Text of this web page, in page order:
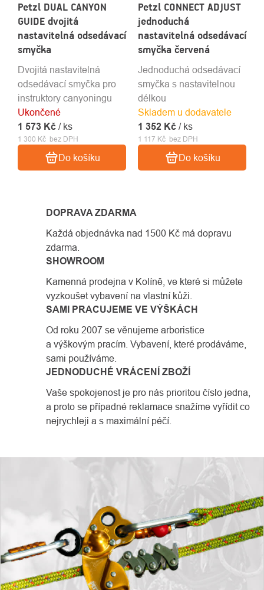
Petzl DUAL CANYON
GUIDE dvojitá
nastavitelná odsedávací
smyčka
Ukončené
1 300 Kč bez DPH
1 573 Kč / ks
Do košíku
Dvojitá nastavitelná
odsedávací smyčka pro
instruktory canyoningu
Petzl CONNECT ADJUST
jednoduchá
nastavitelná odsedávací
smyčka červená
Skladem u dodavatele
1 117 Kč bez DPH
1 352 Kč / ks
Do košíku
Jednoduchá odsedávací
smyčka s nastavitelnou
délkou
DOPRAVA ZDARMA
Každá objednávka nad 1500 Kč má dopravu
zdarma.
SHOWROOM
Kamenná prodejna v Kolíně, ve které si můžete
vyzkoušet vybavení na vlastní kůži.
SAMI PRACUJEME VE VÝŠKÁCH
Od roku 2007 se věnujeme arboristice
a výškovým pracím. Vybavení, které prodáváme,
sami používáme.
JEDNODUCHÉ VRÁCENÍ ZBOŽÍ
Vaše spokojenost je pro nás prioritou číslo jedna,
a proto se případné reklamace snažíme vyřídit co
nejrychleji a s maximální péčí.